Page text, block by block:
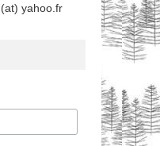
yahoo.fr